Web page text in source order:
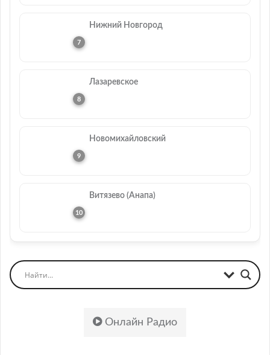
Нижний Новгород
Лазаревское
Новомихайловский
Витязево (Анапа)
Онлайн Радио